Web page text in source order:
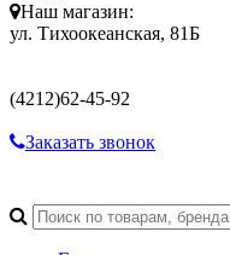
Наш магазин:
ул. Тихоокеанская, 81Б
(4212)62-45-92
Заказать звонок